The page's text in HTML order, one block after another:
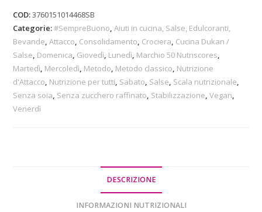
COD:3760151014468SB
Categorie:#SempreBuono,Aiuti in cucina, Salse, Edulcoranti,
Bevande,Attacco, Consolidamento, Crociera, Cucina Dukan /
Salse, Domenica, Giovedì, Lunedì, Marchio 50 Nutriscores,
Martedì, Mercoledì, Metodo, Metodo classico, Nutrizione
d'Attacco, Nutrizione per tutti, Sabato, Salse, Scala nutrizionale,
Senza soia, Senza zucchero raffinato, Stabilizzazione,Vegan,
Venerdì
DESCRIZIONE
INFORMAZIONI NUTRIZIONALI